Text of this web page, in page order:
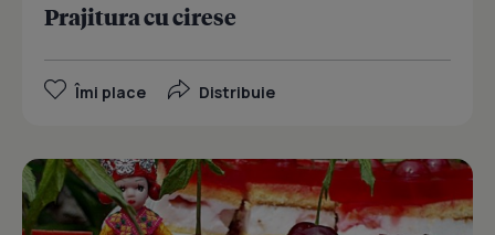
Prajitura cu cirese
Îmi place Distribuie